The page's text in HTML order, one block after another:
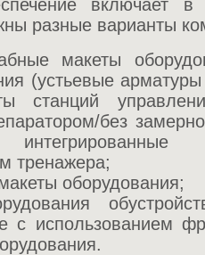
включает
разные варианты
макеты
(устьевые арматуры
станций
без
тренажера;
оборудования;
с использованием